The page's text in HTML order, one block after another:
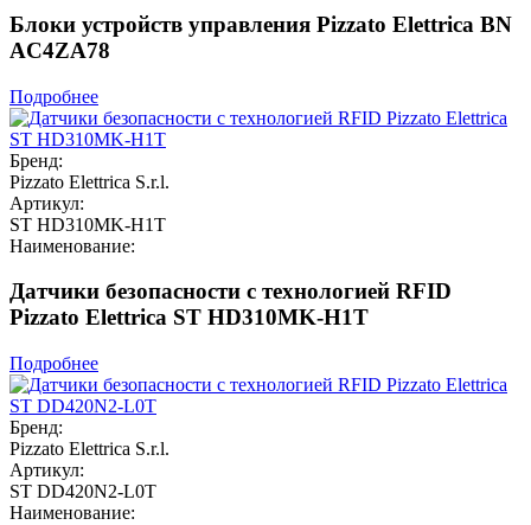
Блоки устройств управления Pizzato Elettrica BN
AC4ZA78
Подробнее
Бренд:
Pizzato Elettrica S.r.l.
Артикул:
ST HD310MK-H1T
Наименование:
Датчики безопасности с технологией RFID
Pizzato Elettrica ST HD310MK-H1T
Подробнее
Бренд:
Pizzato Elettrica S.r.l.
Артикул:
ST DD420N2-L0T
Наименование: